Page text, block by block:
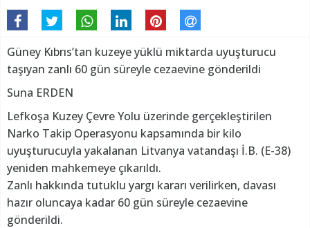
Güney Kıbrıs’tan kuzeye yüklü miktarda uyuşturucu
taşıyan zanlı 60 gün süreyle cezaevine gönderildi
Suna ERDEN
Lefkoşa Kuzey Çevre Yolu üzerinde gerçekleştirilen
Narko Takip Operasyonu kapsamında bir kilo
uyuşturucuyla yakalanan Litvanya vatandaşı İ.B. (E-38)
yeniden mahkemeye çıkarıldı.
Zanlı hakkında tutuklu yargı kararı verilirken, davası
hazır oluncaya kadar 60 gün süreyle cezaevine
gönderildi.